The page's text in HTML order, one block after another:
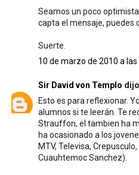
Seamos un poco
capta el mensaje, puedes
Suerte.
10 de marzo de 2010 a las
Sir David von Templo
Esto es para reflexionar.
alumnos si te leerán. Te
Strauffon, el tambien ha
ha ocasionado a los
MTV, Televisa,
Cuauhtemoc Sanchez).